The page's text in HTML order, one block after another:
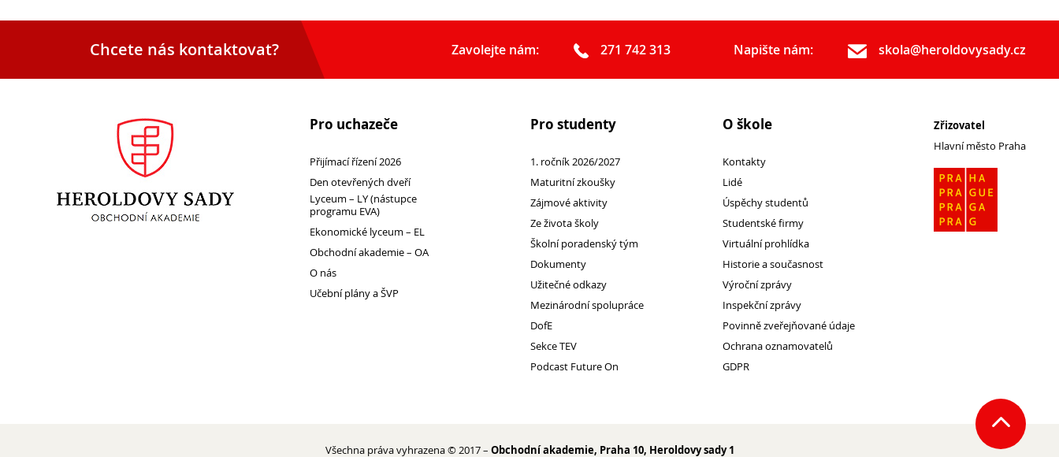
Chcete nás kontaktovat? Zavolejte nám: 271 742 313 Napište nám: skola@heroldovysady.cz
Pro uchazeče
Přijímací řízení 2026
Den otevřených dveří
Lyceum – LY (nástupce
programu EVA)
Ekonomické lyceum – EL
Obchodní akademie – OA
O nás
Učební plány a ŠVP
Pro studenty
1. ročník 2026/2027
Maturitní zkoušky
Zájmové aktivity
Ze života školy
Školní poradenský tým
Dokumenty
Užitečné odkazy
Mezinárodní spolupráce
DofE
Sekce TEV
Podcast Future On
O škole
Kontakty
Lidé
Úspěchy studentů
Studentské firmy
Virtuální prohlídka
Historie a současnost
Výroční zprávy
Inspekční zprávy
Povinně zveřejňované údaje
Ochrana oznamovatelů
GDPR
Zřizovatel
Hlavní město Praha
Všechna práva vyhrazena © 2017 – Obchodní akademie, Praha 10, Heroldovy sady 1